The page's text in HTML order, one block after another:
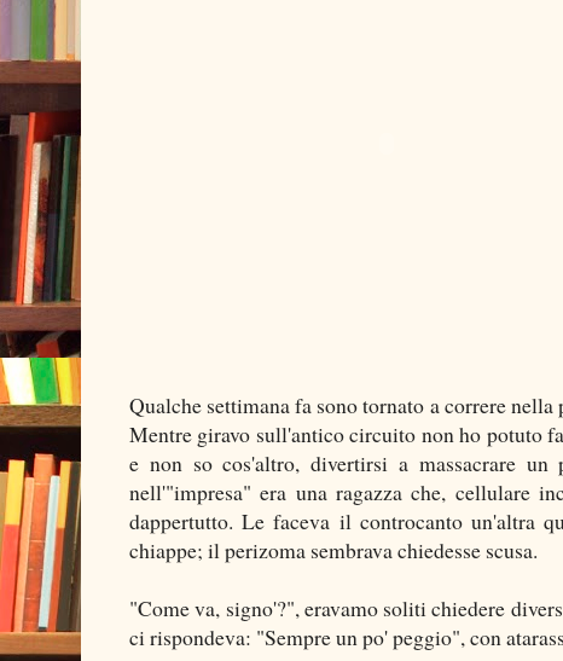
Qualche settimana fa sono tornato a correre
Mentre giravo sull'antico circuito non ho potuto
e non so cos'altro, divertirsi a massacrare
nell'"impresa" era una ragazza che, cellulare
dappertutto. Le faceva il controcanto un'altra
chiappe; il perizoma sembrava chiedesse scusa.
"Come va, signo'?", eravamo soliti chiedere
ci rispondeva: "Sempre un po' peggio", con